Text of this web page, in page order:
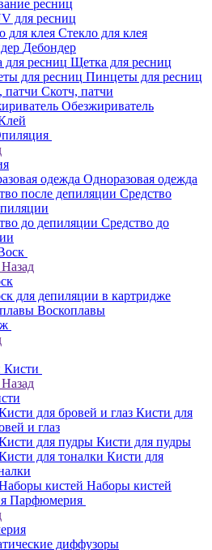
ресниц
для ресниц
Стекло для клея
Дебондер
Щетка для ресниц
Пинцеты для ресниц
Скотч, патчи
Обезжириватель
Одноразовая одежда
Средство
Средство до
Назад
для депиляции в картридже
Воскоплавы
Кисти
Назад
Кисти для
и глаз
Кисти для пудры
Кисти для
Наборы кистей
Парфюмерия